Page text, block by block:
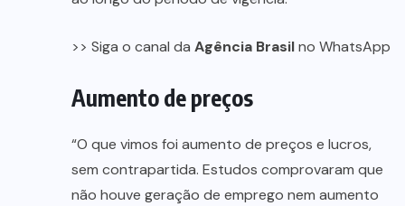
>> Siga o canal da Agência Brasilno WhatsApp
Aumento de preços
“O que vimos foi aumento de preços e lucros,
sem contrapartida. Estudos comprovaram que
não houve geração de emprego nem aumento